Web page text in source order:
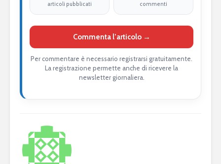
articoli pubblicati commenti
Commenta l’articolo →
Per commentare è necessario registrarsi gratuitamente.
La registrazione permette anche di ricevere la
newsletter giornaliera.